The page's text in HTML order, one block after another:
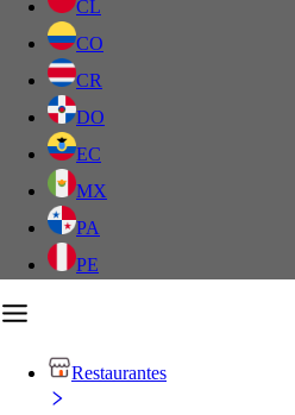
CL
CO
CR
DO
EC
MX
PA
PE
Restaurantes